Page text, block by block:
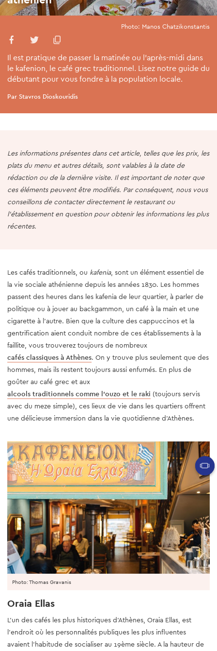
Photo: Manos Chatzikonstantis
Il est pratique de passer la matinée ou l’après-midi dans
le kafenion, le café grec traditionnel. Lisez notre guide du
débutant pour vous fondre à la population locale.
Par Stavros Dioskouridis
Les informations présentes dans cet article, telles que les prix, les
plats du menu et autres détails, sont valables à la date de
rédaction ou de la dernière visite. Il est important de noter que
ces éléments peuvent être modifiés. Par conséquent, nous vous
conseillons de contacter directement le restaurant ou
l'établissement en question pour obtenir les informations les plus
récentes.
Les cafés traditionnels, ou kafenia, sont un élément essentiel de
la vie sociale athénienne depuis les années 1830. Les hommes
passent des heures dans les kafenia de leur quartier, à parler de
politique ou à jouer au backgammon, un café à la main et une
cigarette à l’autre. Bien que la culture des cappuccinos et la
gentrification aient conduit nombre de ces établissements à la
faillite, vous trouverez toujours de nombreux
cafés classiques à Athènes. On y trouve plus seulement que des
hommes, mais ils restent toujours aussi enfumés. En plus de
goûter au café grec et aux
alcools traditionnels comme l'ouzo et le raki (toujours servis
avec du meze simple), ces lieux de vie dans les quartiers offrent
une délicieuse immersion dans la vie quotidienne d'Athènes.
Photo: Thomas Gravanis
Oraia Ellas
L'un des cafés les plus historiques d'Athènes, Oraia Ellas, est
l'endroit où les personnalités publiques les plus influentes
avaient l'habitude de socialiser au 19ème siècle. A la hauteur de